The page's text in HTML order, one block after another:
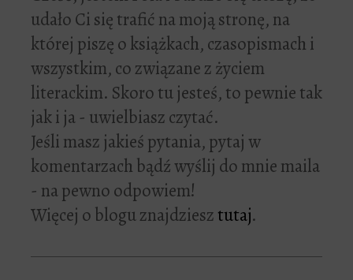
udało Ci się trafić na moją stronę, na
której piszę o książkach, czasopismach i
wszystkim, co związane z życiem
literackim. Skoro tu jesteś, to pewnie tak
jak i ja - uwielbiasz czytać.
Jeśli masz jakieś pytania, pytaj w
komentarzach bądź wyślij do mnie maila
- na pewno odpowiem!
Więcej o blogu znajdziesztutaj.